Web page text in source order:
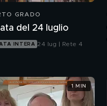
GRADO
del 24 luglio
INTERA 24 lug | Rete 4
1 MIN